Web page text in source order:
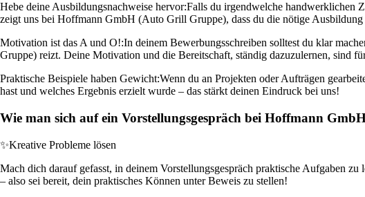
Hebe deine Ausbildungsnachweise hervor:Falls du irgendwelche handwerklichen
zeigt uns bei Hoffmann GmbH (Auto Grill Gruppe), dass du die nötige Ausbildung
Motivation ist das A und O!:In deinem Bewerbungsschreiben solltest du klar
Gruppe) reizt. Deine Motivation und die Bereitschaft, ständig dazuzulernen, sind
Praktische Beispiele haben Gewicht:Wenn du an Projekten oder Aufträgen
hast und welches Ergebnis erzielt wurde – das stärkt deinen Eindruck bei uns!
Wie man sich auf ein Vorstellungsgespräch bei Hoffmann
✨Kreative Probleme lösen
Mach dich darauf gefasst, in deinem Vorstellungsgespräch praktische Aufgaben
– also sei bereit, dein praktisches Können unter Beweis zu stellen!